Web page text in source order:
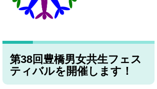
第38回豊橋男女共生フェス
ティバルを開催します！